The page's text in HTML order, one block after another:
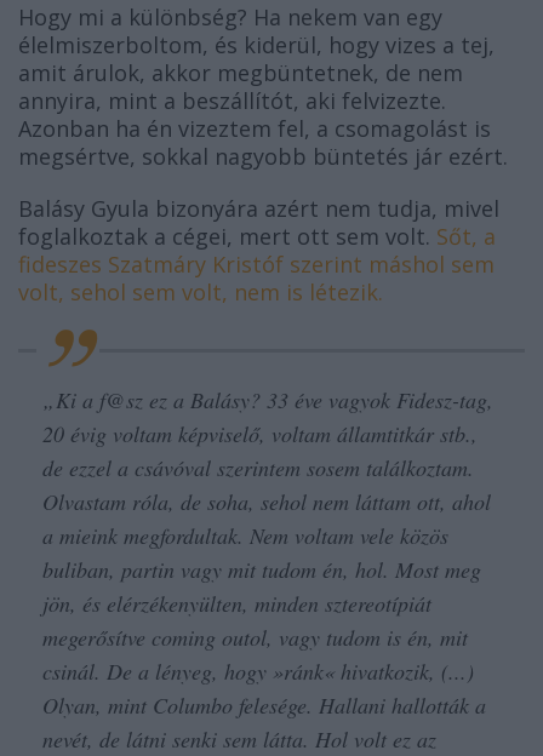
Hogy mi a különbség? Ha nekem van egy
élelmiszerboltom, és kiderül, hogy vizes a tej,
amit árulok, akkor megbüntetnek, de nem
annyira, mint a beszállítót, aki felvizezte.
Azonban ha én vizeztem fel, a csomagolást is
megsértve, sokkal nagyobb büntetés jár ezért.
Balásy Gyula bizonyára azért nem tudja, mivel
foglalkoztak a cégei, mert ott sem volt. Sőt, a
fideszes Szatmáry Kristóf szerint máshol sem
volt, sehol sem volt, nem is létezik.
„ Ki a f@sz ez a Balásy? 33 éve vagyok Fidesz-tag,
20 évig voltam képviselő, voltam államtitkár stb.,
de ezzel a csávóval szerintem sosem találkoztam.
Olvastam róla, de soha, sehol nem láttam ott, ahol
a mieink megfordultak. Nem voltam vele közös
buliban, partin vagy mit tudom én, hol. Most meg
jön, és elérzékenyülten, minden sztereotípiát
megerősítve coming outol, vagy tudom is én, mit
csinál. De a lényeg, hogy »ránk« hivatkozik, (...)
Olyan, mint Columbo felesége. Hallani hallották a
nevét, de látni senki sem látta. Hol volt ez az